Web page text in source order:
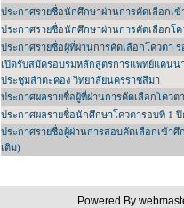
ประกาศรายชื่อนักศึกษาผ่านการคัดเลือกเ
ประกาศรายชื่อนักศึกษาผ่านการคัดเลือกโ
ประกาศรายชื่อผู้ที่ผ่านการคัดเลือกโควตา
เปิดรับสมัครอบรมหลักสูตรการแพทย์แคนน
ประชุมลำตะคอง วิทยาลัยนครราชสีมา
ประกาศผลรายชื่อผู้ที่ผ่านการคัดเลือกโควต
ประกาศผลรายชื่อนักศึกษาโควตารอบที่ 1 ปี
ประกาศรายชื่อผู้ผ่านการสอบคัดเลือกเข้า
เติม)
Powered By